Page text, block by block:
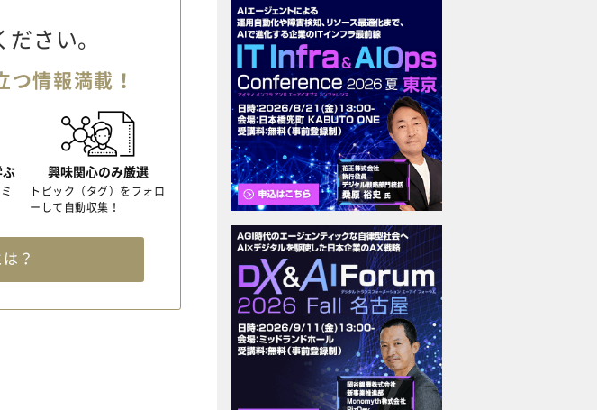
さい。
つ情報満載！
ぶ 興味関心のみ厳選
トピック（タグ）をフォロ
ーして自動収集！
？